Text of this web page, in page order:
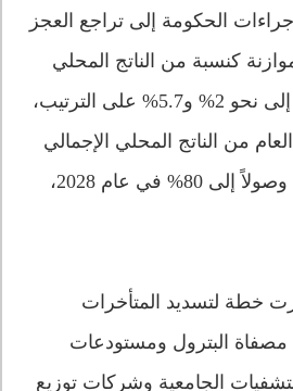
الحكومة إلى تراجع العجز
كنسبة من الناتج المحلي
الإجمالي في عام 2025 إلى نحو 2% و5.7% على الترتيب،
من الناتج المحلي الإجمالي
في عام 2025 نحو 90% وصولاً إلى 80% في عام 2028،
خطة لتسديد المتأخرات
مصفاة البترول ومستودعات
الجامعية وشركات توزيع